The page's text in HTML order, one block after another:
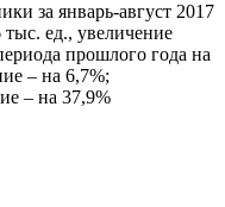
за январь-август 2017
тыс. ед., увеличение
прошлого года на
– на 6,7%;
– на 37,9%